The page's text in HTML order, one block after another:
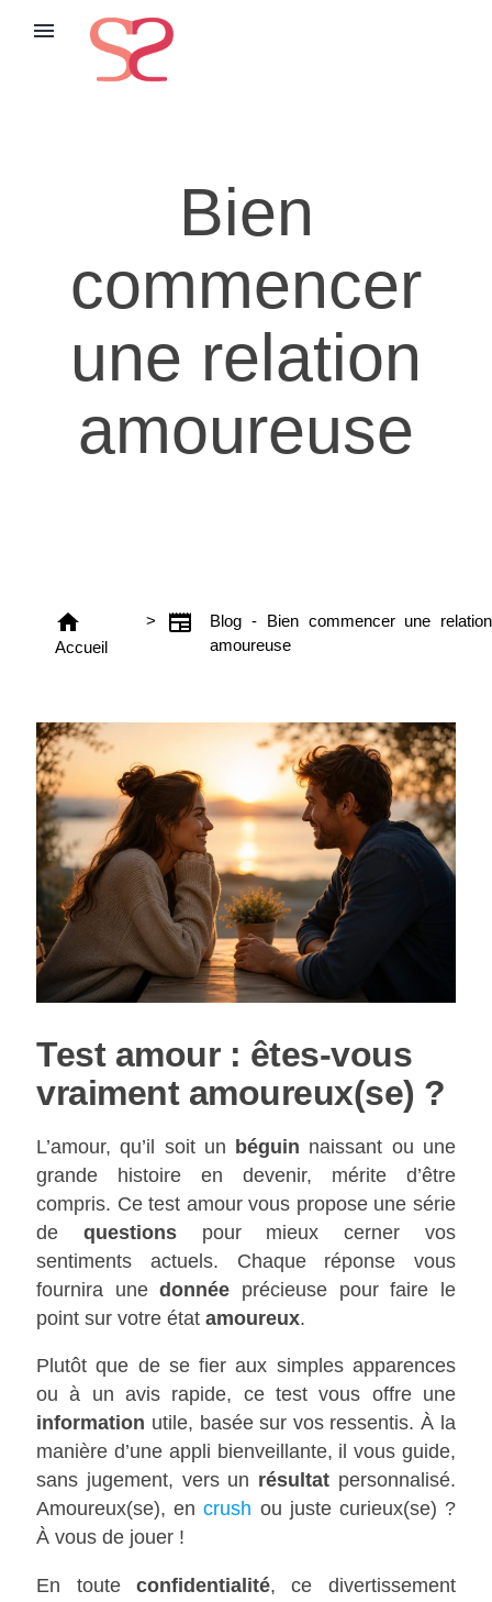
menu
Bien
commencer
une relation
amoureuse
home
Accueil
> newspaper
Blog - Bien commencer une relation
amoureuse
Test amour : êtes-vous
vraiment amoureux(se) ?
L’amour, qu’il soit un béguin naissant ou une
grande histoire en devenir, mérite d’être
compris. Ce test amour vous propose une série
de questionspour mieux cerner vos
sentiments actuels. Chaque réponse vous
fournira unedonnée précieuse pour faire le
point sur votre étatamoureux.
Plutôt que de se fier aux simples apparences
ou à un avis rapide, ce test vous offre une
information utile, basée sur vos ressentis. À la
manière d’une appli bienveillante, il vous guide,
sans jugement, vers un résultat personnalisé.
Amoureux(se), encrush ou juste curieux(se) ?
À vous de jouer !
En toute confidentialité, ce divertissement